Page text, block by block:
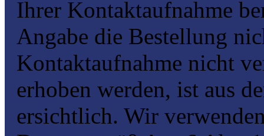
Ihrer Kontaktaufnahme
Angabe die Bestellung
Kontaktaufnahme nicht
erhoben werden, ist aus
ersichtlich. Wir